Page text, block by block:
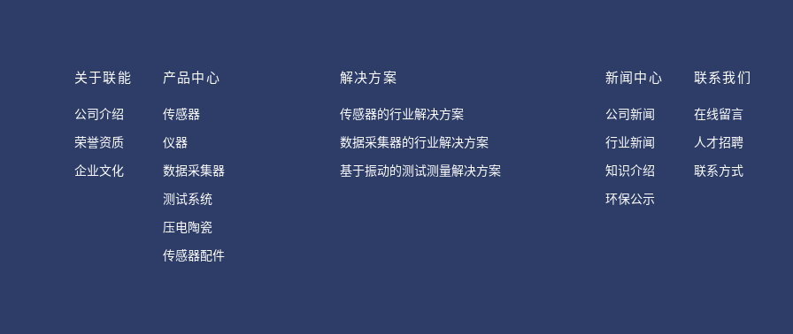
关于联能
公司介绍
荣誉资质
企业文化
产品中心
传感器
仪器
数据采集器
测试系统
压电陶瓷
传感器配件
解决方案
传感器的行业解决方案
数据采集器的行业解决方案
基于振动的测试测量解决方案
新闻中心
公司新闻
行业新闻
知识介绍
环保公示
联系我们
在线留言
人才招聘
联系方式